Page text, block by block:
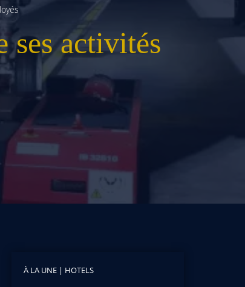
Asie du Sud-Est
Extrême-Orient
ses activités
À LA UNE| HOTELS